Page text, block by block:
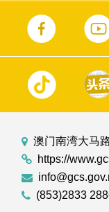
澳门南湾大马
https://
(853)2833